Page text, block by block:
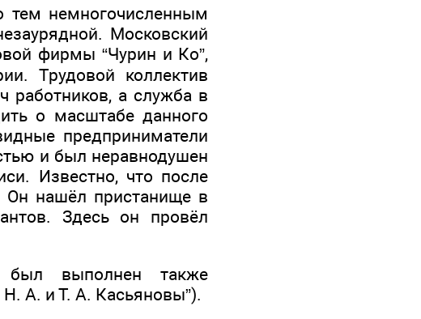
тем немногочисленным
Московский
фирмы “Чурин и Ко”,
Трудовой коллектив
работников, а служба в
о масштабе данного
предприниматели
и был неравнодушен
Известно, что после
Он нашёл пристанище в
Здесь он провёл
был выполнен также
А. и Т. А. Касьяновы”).